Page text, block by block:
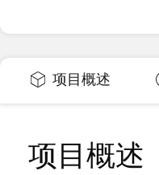
项目概述
项目概述